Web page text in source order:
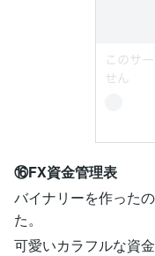
⑯FX資金管理表
バイナリーを作った
た。
可愛いカラフルな資